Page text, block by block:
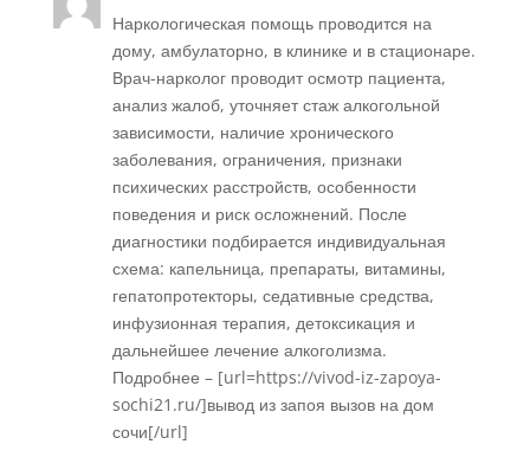
Наркологическая помощь проводится на
дому, амбулаторно, в клинике и в стационаре.
Врач-нарколог проводит осмотр пациента,
анализ жалоб, уточняет стаж алкогольной
зависимости, наличие хронического
заболевания, ограничения, признаки
психических расстройств, особенности
поведения и риск осложнений. После
диагностики подбирается индивидуальная
схема: капельница, препараты, витамины,
гепатопротекторы, седативные средства,
инфузионная терапия, детоксикация и
дальнейшее лечение алкоголизма.
Подробнее – [url=https://vivod-iz-zapoya-
sochi21.ru/]вывод из запоя вызов на дом
сочи[/url]